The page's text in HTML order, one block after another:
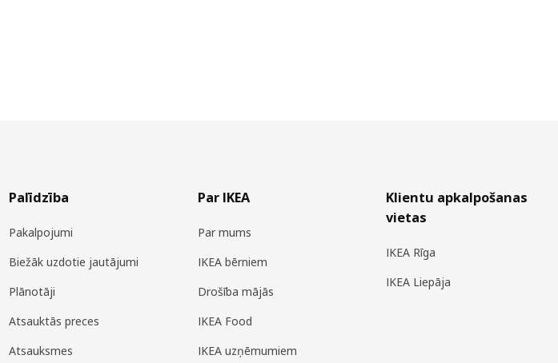
Palīdzība
Pakalpojumi
Biežāk uzdotie jautājumi
Plānotāji
Atsauktās preces
Atsauksmes
Par IKEA
Par mums
IKEA bērniem
Drošība mājās
IKEA Food
IKEA uzņēmumiem
Klientu apkalpošanas
vietas
IKEA Rīga
IKEA Liepāja